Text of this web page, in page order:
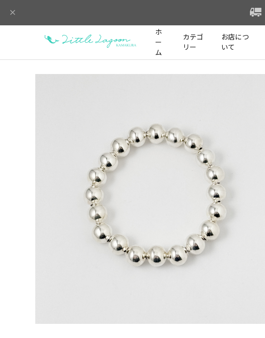
ホ
ー
ム
カテゴ
リー
お店につ
いて